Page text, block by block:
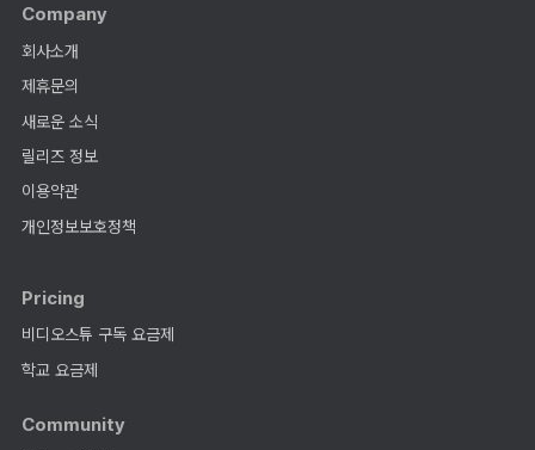
Company
회사소개
제휴문의
새로운 소식
릴리즈 정보
이용약관
개인정보보호정책
Pricing
비디오스튜 구독 요금제
학교 요금제
Community